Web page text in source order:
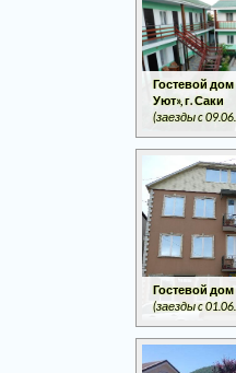
Гостевой
Уют», г. Саки
(заезды c
Гостевой дом
(заезды c